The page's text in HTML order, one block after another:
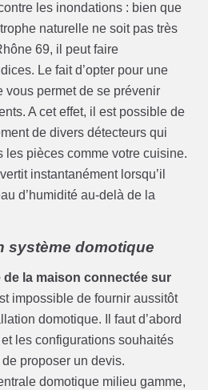
les inondations : bien que
naturelle ne soit pas très
69, il peut faire
Le fait d’opter pour une
vous permet de se prévenir
A cet effet, il est possible de
de divers détecteurs qui
les pièces comme votre cuisine.
instantanément lorsqu’il
d’humidité au-delà de la
système domotique
de la maison connectée sur
impossible de fournir aussitôt
domotique. Il faut d’abord
les configurations souhaités
proposer un devis.
domotique milieu gamme,